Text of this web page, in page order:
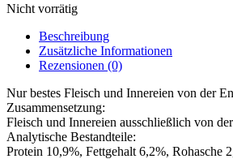
Nicht vorrätig
Beschreibung
Zusätzliche Informationen
Rezensionen (0)
Nur bestes Fleisch und Innereien von der
Zusammensetzung:
Fleisch und Innereien ausschließlich von
Analytische Bestandteile:
Protein 10,9%, Fettgehalt 6,2%, Rohasche